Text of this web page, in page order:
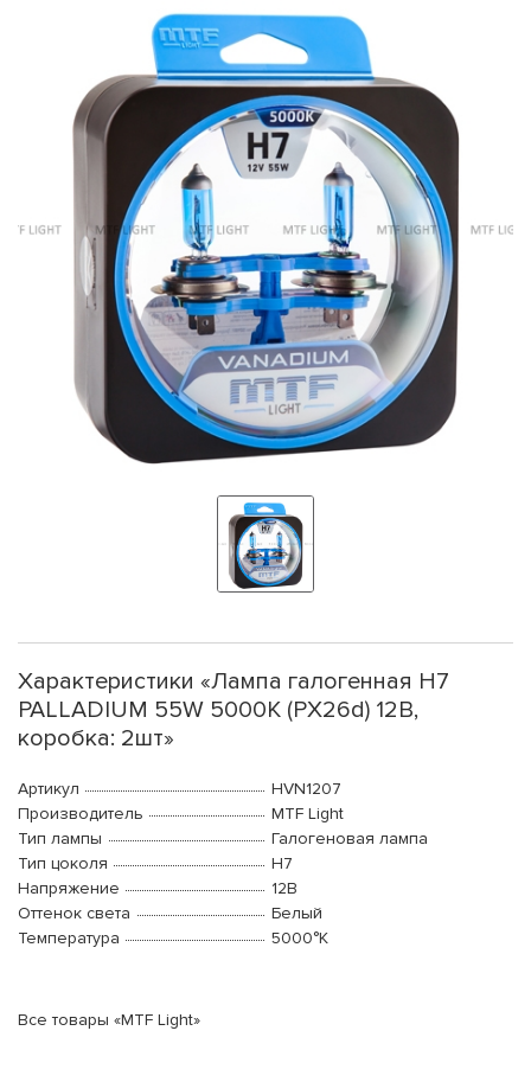
Характеристики «Лампа галогенная H7
PALLADIUM 55W 5000К (PX26d) 12В,
коробка: 2шт»
Артикул
HVN1207
Производитель
MTF Light
Тип лампы
Галогеновая лампа
Тип цоколя
H7
Напряжение
12В
Оттенок света
Белый
Температура
5000°K
Все товары «MTF Light»